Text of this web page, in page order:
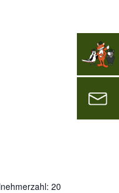
20